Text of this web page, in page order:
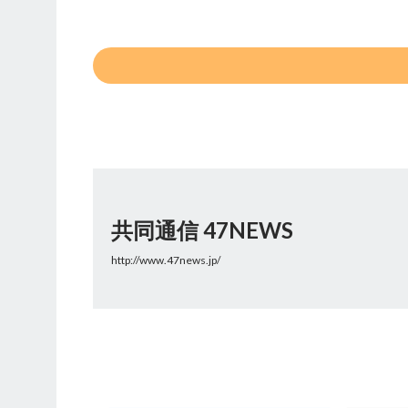
共同通信 47NEWS
http://www.47news.jp/